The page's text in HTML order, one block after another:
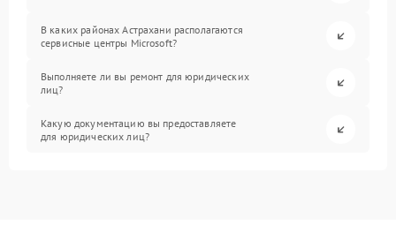
В каких районах Астрахани располагаются
сервисные центры Microsoft?
Выполняете ли вы ремонт для юридических
лиц?
Какую документацию вы предоставляете
для юридических лиц?